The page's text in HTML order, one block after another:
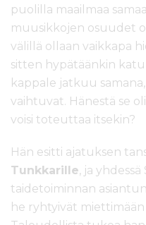
puolilla maailmaa
muusikkojen osuudet
välillä ollaan vaikkapa
sitten hypätäänkin
kappale jatkuu
vaihtuvat. Hänestä se
voisi toteuttaa itsekin?
Hän esitti ajatuksen
Tunkkarille, ja
taidetoiminnan
he ryhtyivät miettimään